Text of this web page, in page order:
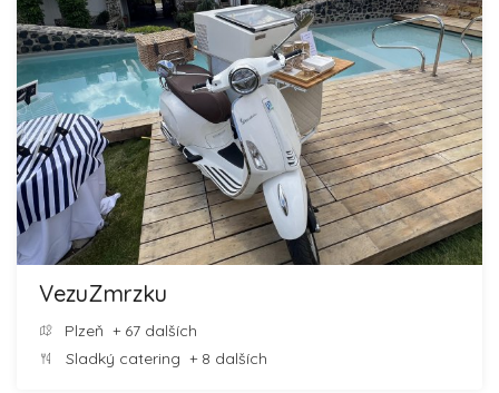
VezuZmrzku
Plzeň + 67 dalších
Sladký catering + 8 dalších